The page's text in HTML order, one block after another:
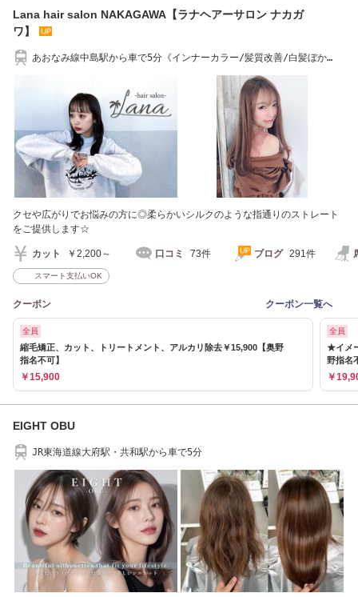
Lana hair salon NAKAGAWA【ラナヘアーサロン ナカガ
ワ】
あおなみ線中島駅から車で5分《インナーカラー/髪質改善/白髪ぼか
クセや広がりでお悩みの方に◎柔らかいシルクのような指通りのストレート
をご提供します☆
カット ￥2,200～ 口コミ 73件 ブログ 291件
スマート支払いOK
クーポン クーポン一覧へ
全員
縮毛矯正、カット、トリートメント、アルカリ除去￥15,900【奥野
指名不可】
￥15,900
全員
★イメ
野指名
￥
EIGHT OBU
JR東海道線大府駅・共和駅から車で5分